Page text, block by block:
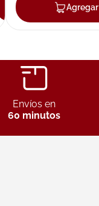
AgregarAgregar
Envíos en
60 minutos